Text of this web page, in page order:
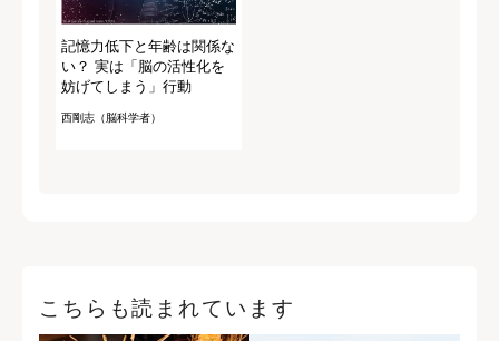
記憶力低下と年齢は関係な
い？ 実は「脳の活性化を
妨げてしまう」行動
西剛志（脳科学者）
こちらも読まれています